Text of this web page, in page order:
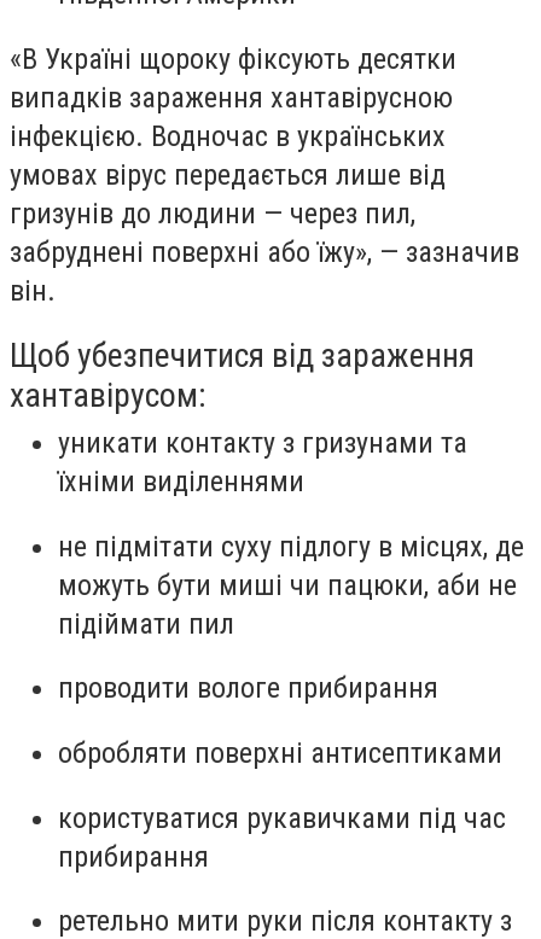
«В Україні щороку фіксують десятки
випадків зараження хантавірусною
інфекцією. Водночас в українських
умовах вірус передається лише від
гризунів до людини — через пил,
забруднені поверхні або їжу», — зазначив
він.
Щоб убезпечитися від зараження
хантавірусом:
уникати контакту з гризунами та
їхніми виділеннями
не підмітати суху підлогу в місцях, де
можуть бути миші чи пацюки, аби не
підіймати пил
проводити вологе прибирання
обробляти поверхні антисептиками
користуватися рукавичками під час
прибирання
ретельно мити руки після контакту з